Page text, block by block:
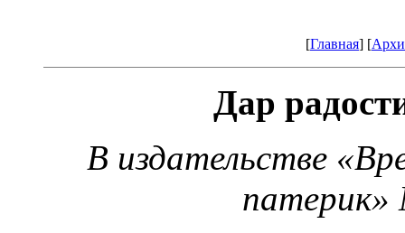
[Главная] [
Дар
В издательстве
патерик»